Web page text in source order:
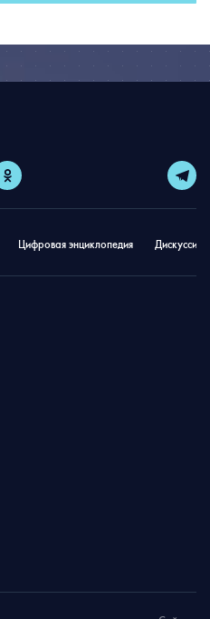
Цифровая энциклопедия